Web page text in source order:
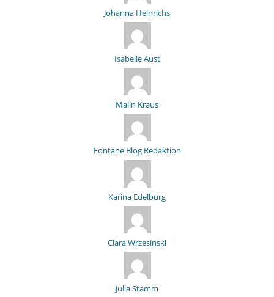
Johanna Heinrichs
Isabelle Aust
Malin Kraus
Fontane Blog Redaktion
Karina Edelburg
Clara Wrzesinski
Julia Stamm